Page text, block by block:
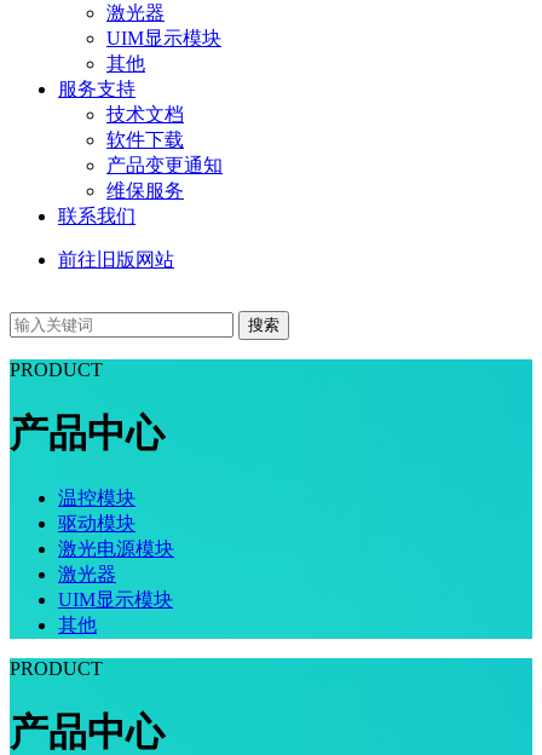
激光器
UIM显示模块
其他
服务支持
技术文档
软件下载
产品变更通知
维保服务
联系我们
前往旧版网站
搜索
PRODUCT
产品中心
温控模块
驱动模块
激光电源模块
激光器
UIM显示模块
其他
PRODUCT
产品中心